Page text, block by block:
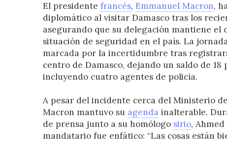
El presidente francés, Emmanuel Macron,
diplomático al visitar Damasco tras los
asegurando que su delegación mantiene el
situación de seguridad en el país. La
marcada por la incertidumbre tras
centro de Damasco, dejando un saldo de 18
incluyendo cuatro agentes de policía.
A pesar del incidente cerca del Ministerio
Macron mantuvo su agenda inalterable.
de prensa junto a su homólogo sirio,
mandatario fue enfático: “Las cosas están